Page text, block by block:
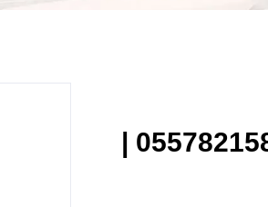
شركة تركيب باركيه راس الخيمة |0557821580 |